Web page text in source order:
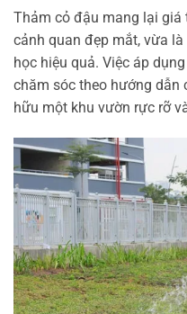
Thảm cỏ đậu mang lại
cảnh quan đẹp mắt, vừa
học hiệu quả. Việc áp
chăm sóc theo hướng dẫn
hữu một khu vườn rực rỡ